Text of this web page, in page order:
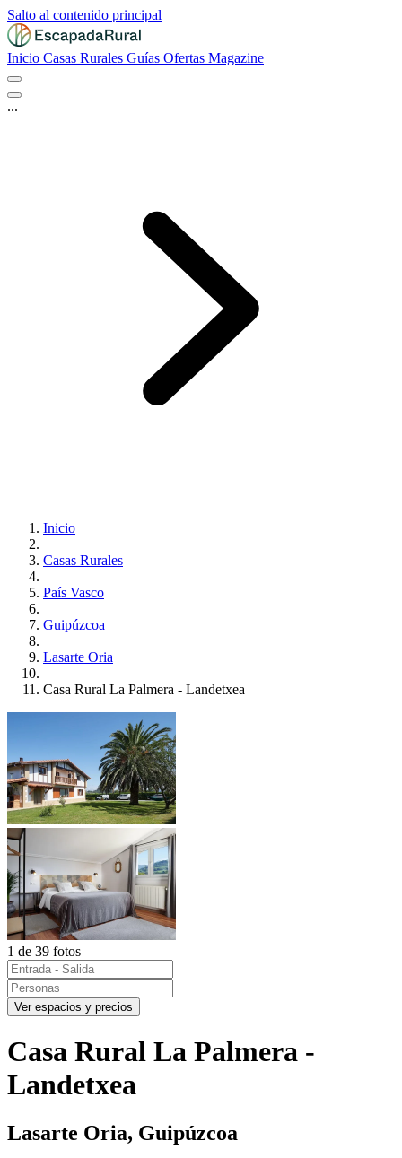
Salto al contenido principal
Inicio Casas Rurales Guías Ofertas Magazine
...
Inicio
Casas Rurales
País Vasco
Guipúzcoa
Lasarte Oria
Casa Rural La Palmera - Landetxea
1 de 39 fotos
Ver espacios y precios
Casa Rural La Palmera -
Landetxea
Lasarte Oria, Guipúzcoa